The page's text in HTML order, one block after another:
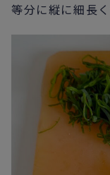
等分に縦に細長